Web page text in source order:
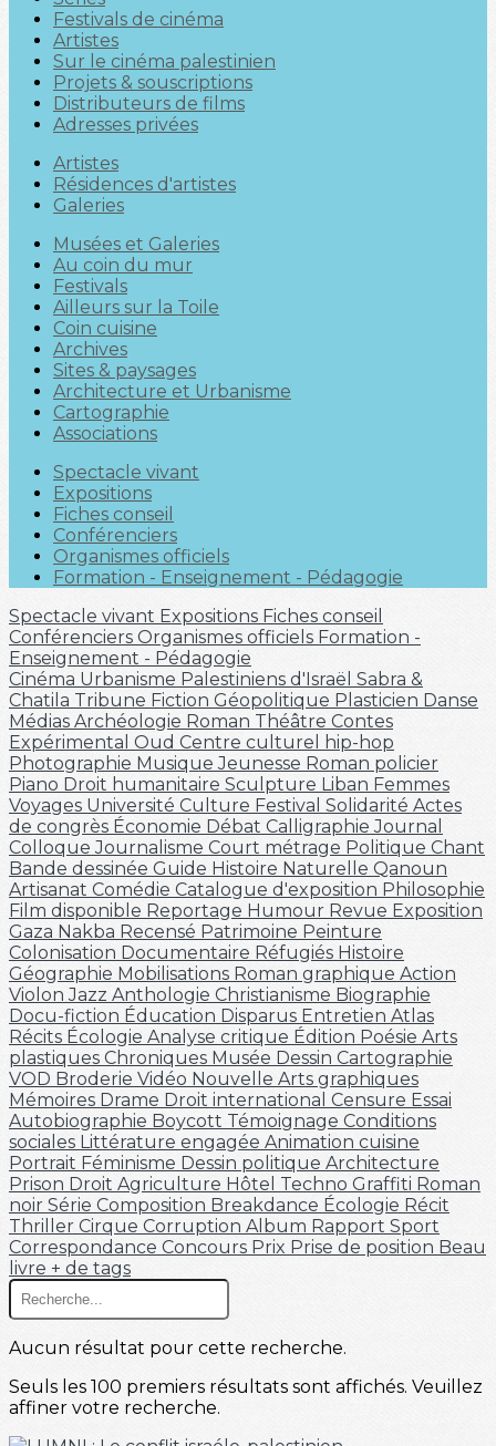
Festivals de cinéma
Artistes
Sur le cinéma palestinien
Projets & souscriptions
Distributeurs de films
Adresses privées
Artistes
Résidences d'artistes
Galeries
Musées et Galeries
Au coin du mur
Festivals
Ailleurs sur la Toile
Coin cuisine
Archives
Sites & paysages
Architecture et Urbanisme
Cartographie
Associations
Spectacle vivant
Expositions
Fiches conseil
Conférenciers
Organismes officiels
Formation - Enseignement - Pédagogie
Spectacle vivant Expositions Fiches conseil
Conférenciers Organismes officiels Formation -
Enseignement - Pédagogie
Cinéma Urbanisme Palestiniens d'Israël Sabra &
Chatila Tribune Fiction Géopolitique Plasticien Danse
Médias Archéologie Roman Théâtre Contes
Expérimental Oud Centre culturel
hip-hop
Photographie MusiqueJeunesse Roman policier
Piano Droit humanitaire Sculpture Liban Femmes
Voyages Université Culture Festival Solidarité Actes
de congrès Économie Débat CalligraphieJournal
ColloqueJournalisme Court métrage Politique Chant
Bande dessinée Guide Histoire Naturelle Qanoun
Artisanat Comédie Catalogue d'exposition Philosophie
Film disponible Reportage Humour Revue Exposition
Gaza Nakba Recensé Patrimoine Peinture
Colonisation Documentaire Réfugiés Histoire
Géographie Mobilisations Roman graphique Action
ViolonJazz Anthologie Christianisme Biographie
Docu-fiction Éducation Disparus Entretien Atlas
Récits Écologie Analyse critique Édition Poésie Arts
plastiques Chroniques Musée Dessin Cartographie
VOD Broderie Vidéo Nouvelle Arts graphiques
Mémoires Drame Droit international Censure Essai
Autobiographie Boycott Témoignage Conditions
sociales Littérature engagée Animation cuisine
Portrait Féminisme Dessin politique Architecture
Prison Droit Agriculture Hôtel Techno Graffiti Roman
noir Série Composition Breakdance Écologie Récit
Thriller Cirque Corruption Album Rapport Sport
Correspondance Concours Prix Prise de position Beau
livre + de tags
Aucun résultat pour cette recherche.
Seuls les 100 premiers résultats sont affichés. Veuillez
affiner votre recherche.